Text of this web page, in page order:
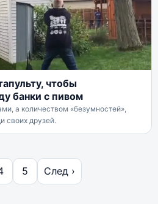
чтобы
банки с пивом
а количеством «безумностей»,
своих друзей.
5 След ›